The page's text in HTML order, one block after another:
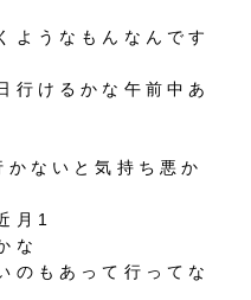
ようなもんなんです
行けるかな午前中あ
ないと気持ち悪か
月1
な
のもあって行ってな